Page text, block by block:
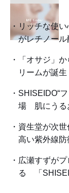
リッチな使
がレチノー
「オサジ」
リームが誕生
SHISEIDO“
場 肌にうる
資生堂が次
高い紫外線
広瀬すずが
る 「